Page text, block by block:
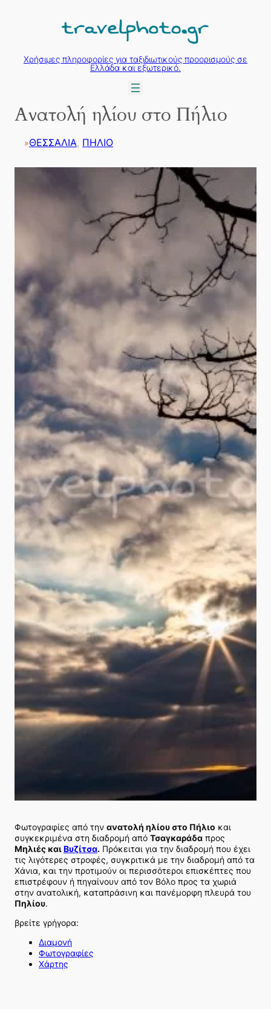
περιεχόμενο
Χρήσιμες πληροφορίες για ταξιδιωτικούς προορισμούς σε
Ελλάδα και εξωτερικό.
Ανατολή ηλίου στο Πήλιο
»ΘΕΣΣΑΛΙΑ, ΠΗΛΙΟ
Φωτογραφίες από την ανατολή ηλίου στο Πήλιο και
συγκεκριμένα στη διαδρομή από Τσαγκαράδα προς
Μηλιές καιΒυζίτσα. Πρόκειται για την διαδρομή που έχει
τις λιγότερες στροφές, συγκριτικά με την διαδρομή από τα
Χάνια, και την προτιμούν οι περισσότεροι επισκέπτες που
επιστρέφουν ή πηγαίνουν από τον Βόλο προς τα χωριά
στην ανατολική, καταπράσινη και πανέμορφη πλευρά του
Πηλίου.
βρείτε γρήγορα:
Διαμονή
Φωτογραφίες
Χάρτης